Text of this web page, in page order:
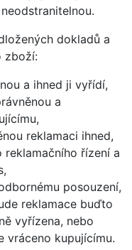
dokladů a
zboží:
a ihned ji vyřídí,
a
reklamaci ihned,
řízení a
posouzení,
reklamace buďto
vyřízena, nebo
vráceno kupujícímu.